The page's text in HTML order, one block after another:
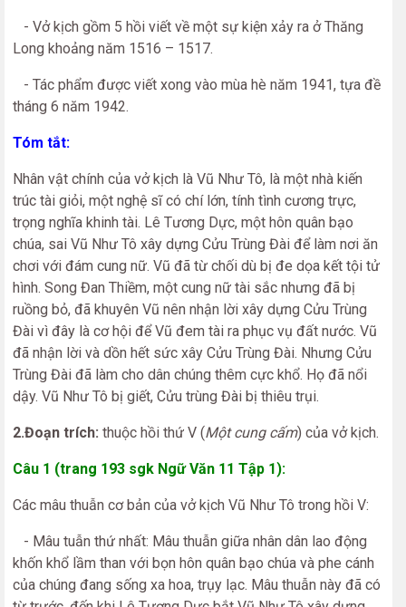
- Vở kịch gồm 5 hồi viết về một sự kiện xảy ra ở Thăng
Long khoảng năm 1516 – 1517.
- Tác phẩm được viết xong vào mùa hè năm 1941, tựa đề
tháng 6 năm 1942.
Tóm tắt:
Nhân vật chính của vở kịch là Vũ Như Tô, là một nhà kiến
trúc tài giỏi, một nghệ sĩ có chí lớn, tính tình cương trực,
trọng nghĩa khinh tài. Lê Tương Dực, một hôn quân bạo
chúa, sai Vũ Như Tô xây dựng Cửu Trùng Đài để làm nơi ăn
chơi với đám cung nữ. Vũ đã từ chối dù bị đe dọa kết tội tử
hình. Song Đan Thiềm, một cung nữ tài sắc nhưng đã bị
ruồng bỏ, đã khuyên Vũ nên nhận lời xây dựng Cửu Trùng
Đài vì đây là cơ hội để Vũ đem tài ra phục vụ đất nước. Vũ
đã nhận lời và dồn hết sức xây Cửu Trùng Đài. Nhưng Cửu
Trùng Đài đã làm cho dân chúng thêm cực khổ. Họ đã nổi
dậy. Vũ Như Tô bị giết, Cửu trùng Đài bị thiêu trụi.
2.Đoạn trích: thuộc hồi thứ V (Một cung cấm) của vở kịch.
Câu 1 (trang 193 sgk Ngữ Văn 11 Tập 1):
Các mâu thuẫn cơ bản của vở kịch Vũ Như Tô trong hồi V:
- Mâu tuẫn thứ nhất: Mâu thuẫn giữa nhân dân lao động
khốn khổ lầm than với bọn hôn quân bạo chúa và phe cánh
của chúng đang sống xa hoa, trụy lạc. Mâu thuẫn này đã có